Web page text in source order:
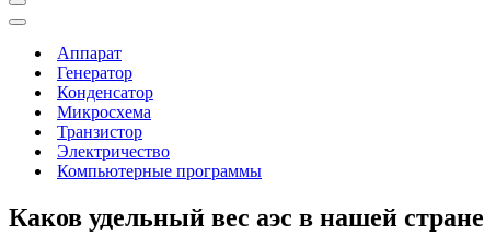
Меню
навигации
Меню
навигацииАппарат
Генератор
Конденсатор
Микросхема
Транзистор
Электричество
Компьютерные программы
Каков удельный вес аэс в нашей стране